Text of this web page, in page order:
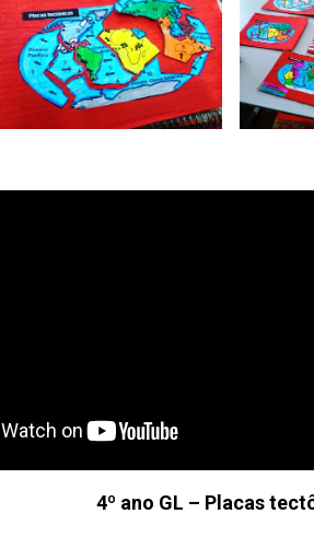
4º ano GL – Placas